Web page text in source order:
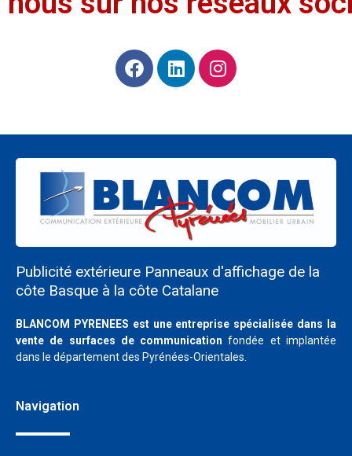
Nous respectons votre vie privée.
Nous utilisons des cookies pour améliorer votre expérience
de navigation, diffuser des publicités ou des contenus
personnalisés et analyser notre trafic. En cliquant sur « Tout
Publicité extérieure Panneaux d'affichage de la
côte Basque à la côte Catalane
vente de surfaces de communicationfondée et implantée
dans le département des Pyrénées-Orientales.
Navigation
Notre territoire
Bailleurs